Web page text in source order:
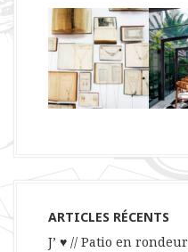
ARTICLES RÉCENTS
J’ ♥ // Patio en rondeur